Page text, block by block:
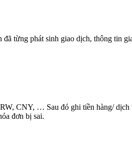
từng phát sinh giao dịch, thông tin
CNY, … Sau đó ghi tiền hàng/ dịch
đơn bị sai.